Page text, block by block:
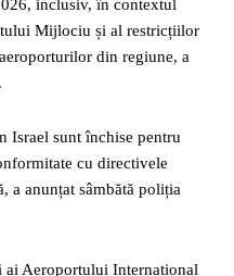
inclusiv, în contextul
Mijlociu și al restricțiilor
din regiune, a
Israel sunt închise pentru
cu directivele
a anunțat sâmbătă poliția
Aeroportului Internațional